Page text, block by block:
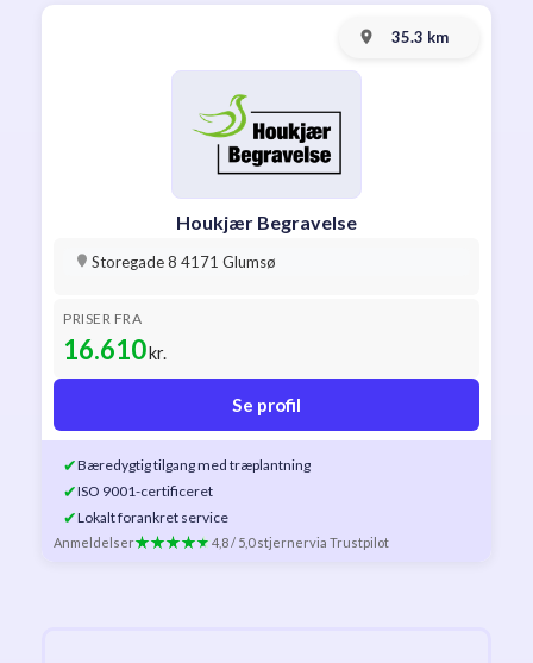
35.3 km
Houkjær Begravelse
Storegade 8 4171 Glumsø
PRISER FRA
16.610kr.
Se profil
✔Bæredygtig tilgang med træplantning
✔ISO 9001-certificeret
✔Lokalt forankret service
Anmeldelser 4,8 / 5,0 stjernervia Trustpilot